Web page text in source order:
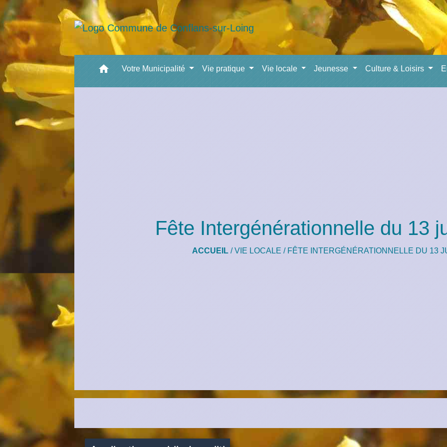
home Votre Municipalité Vie pratique Vie locale Jeunesse Culture & Loisirs
Fête Intergénérationnelle du 13
ACCUEIL /VIE LOCALE / FÊTE INTERGÉNÉRATIONNELLE DU 13